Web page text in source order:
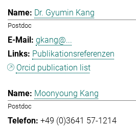
Dr. Gyumin Kang
Postdoc
gkang@...
Publikationsreferenzen
Orcid publication list
Moonyoung Kang
Postdoc
+49 (0)3641 57-1214